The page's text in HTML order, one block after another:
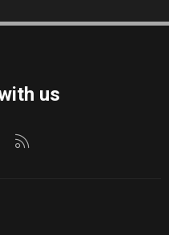
us
nas